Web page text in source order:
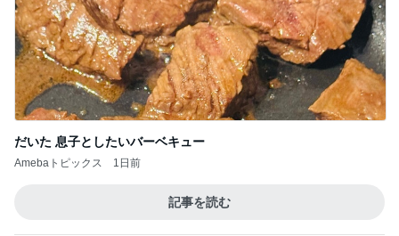
だいた 息子としたいバーベキュー
Amebaトピックス 1日前
記事を読む